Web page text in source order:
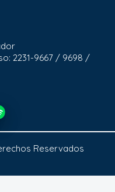
2231-9667 / 9698 /
Reservados